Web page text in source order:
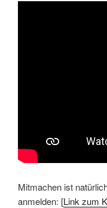
Mitmachen ist
anmelden: [Link zum